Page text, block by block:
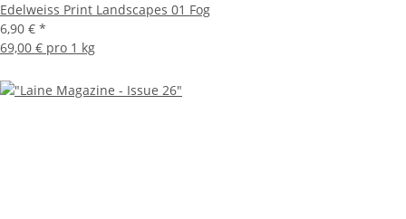
Edelweiss Print Landscapes 01 Fog
6,90 € *
69,00 € pro 1 kg